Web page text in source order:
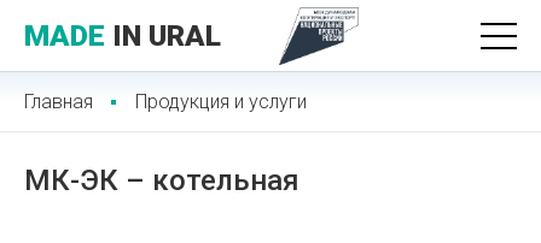
MADE IN URAL
Главная Продукция и услуги
МК-ЭК – котельная